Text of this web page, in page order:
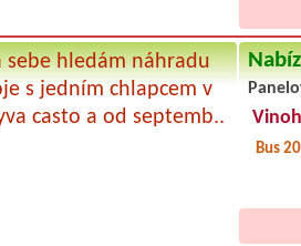
sebe hledám náhradu
s jedním chlapcem v
casto a od septemb..
Bus